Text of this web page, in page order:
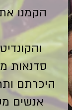
הקמנו
סדנאות
היכרתם
אנשים